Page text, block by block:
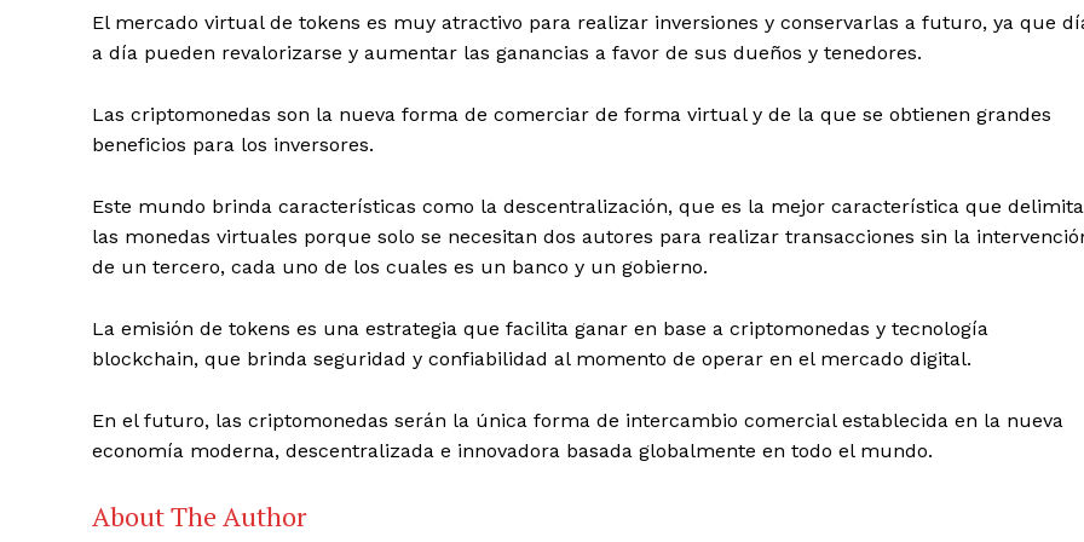
El mercado virtual de tokens es muy atractivo para realizar inversiones y conservarlas a futuro, ya que
a día pueden revalorizarse y aumentar las ganancias a favor de sus dueños y tenedores.
Las criptomonedas son la nueva forma de comerciar de forma virtual y de la que se obtienen grandes
beneficios para los inversores.
Este mundo brinda características como la descentralización, que es la mejor característica que delimita
las monedas virtuales porque solo se necesitan dos autores para realizar transacciones sin la
de un tercero, cada uno de los cuales es un banco y un gobierno.
La emisión de tokens es una estrategia que facilita ganar en base a criptomonedas y tecnología
blockchain, que brinda seguridad y confiabilidad al momento de operar en el mercado digital.
En el futuro, las criptomonedas serán la única forma de intercambio comercial establecida en la nueva
economía moderna, descentralizada e innovadora basada globalmente en todo el mundo.
About The Author